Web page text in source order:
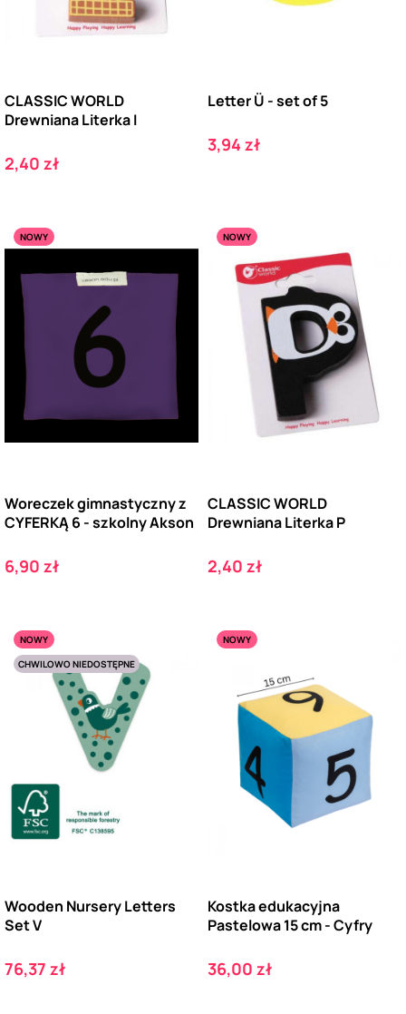
CLASSIC WORLD
Drewniana Literka I
Cena
2,40 zł
Letter Ü - set of 5
Cena
3,94 zł
NOWY
Woreczek gimnastyczny z
CYFERKĄ 6 - szkolny Akson
Cena
6,90 zł
NOWY
CLASSIC WORLD
Drewniana Literka P
Cena
2,40 zł
NOWY
CHWILOWO NIEDOSTĘPNE
Wooden Nursery Letters
Set V
Cena
76,37 zł
NOWY
Kostka edukacyjna
Pastelowa 15 cm - Cyfry
Cena
36,00 zł